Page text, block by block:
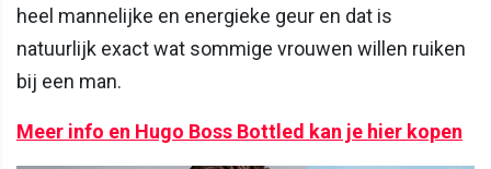
heel mannelijke en energieke geur en dat is
natuurlijk exact wat sommige vrouwen willen ruiken
bij een man.
Meer info en Hugo Boss Bottled kan je hier kopen